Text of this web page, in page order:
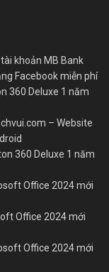
khoản MB Bank
Facebook miễn phí
360 Deluxe 1 năm
– Website
360 Deluxe 1 năm
Office 2024 mới
Office 2024 mới
Office 2024 mới